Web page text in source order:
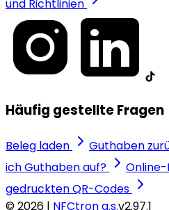
und Richtlinien
Häufig gestellte Fragen
Beleg laden Guthaben
ich Guthaben auf?
gedruckten QR-Codes
© 2026 | NFCtron a.s.v2.97.1